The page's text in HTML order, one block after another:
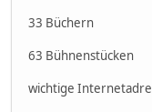
33 Büchern
63 Bühnenstücken
wichtige